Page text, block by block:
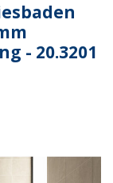
- 20.3201